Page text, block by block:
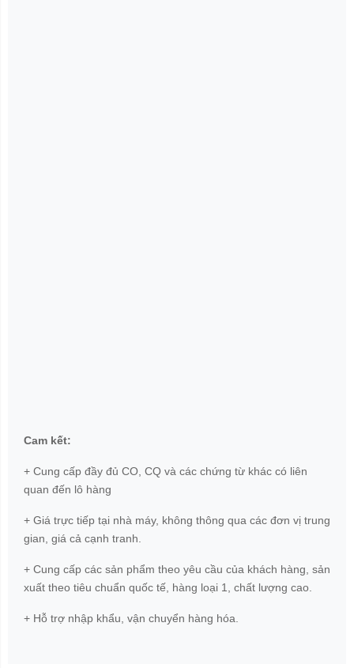
Cam kết:
+ Cung cấp đầy đủ CO, CQ và các chứng từ khác có liên
quan đến lô hàng
+ Giá trực tiếp tại nhà máy, không thông qua các đơn vị trung
gian, giá cả cạnh tranh.
+ Cung cấp các sản phẩm theo yêu cầu của khách hàng, sản
xuất theo tiêu chuẩn quốc tế, hàng loại 1, chất lượng cao.
+ Hỗ trợ nhập khẩu, vận chuyển hàng hóa.